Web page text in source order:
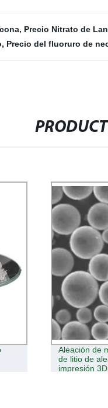
, Precio Nitrato de
, Precio del fluoruro de
polvo 9 Mg-Li